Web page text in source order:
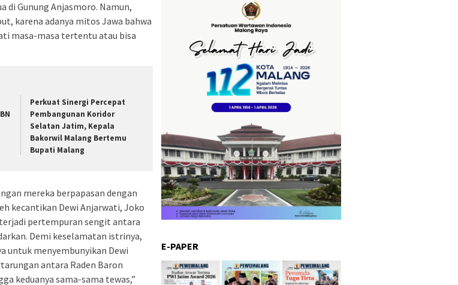
di Gunung Anjasmoro. Namun,
karena adanya mitos Jawa bahwa
masa-masa tertentu atau bisa
Perkuat Sinergi Percepat
Pembangunan Koridor
Selatan Jatim, Kepala
Bakorwil Malang Bertemu
Bupati Malang
mereka berpapasan dengan
kecantikan Dewi Anjarwati, Joko
pertempuran sengit antara
Demi keselamatan istrinya,
untuk menyembunyikan Dewi
antara Raden Baron
keduanya sama-sama tewas,”
E-PAPER